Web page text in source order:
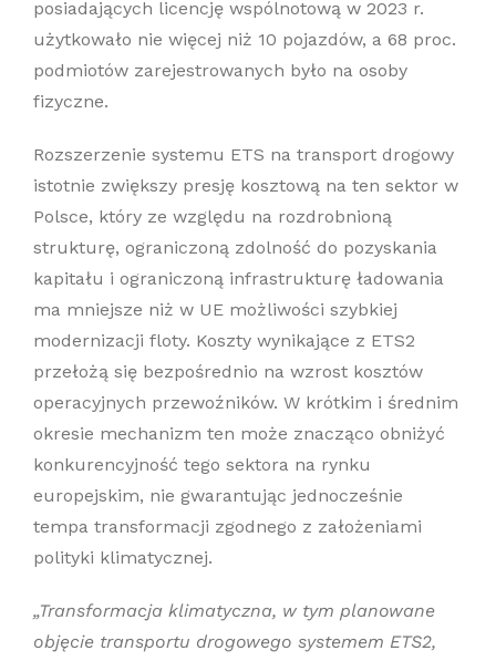
posiadających licencję wspólnotową w 2023 r.
użytkowało nie więcej niż 10 pojazdów, a 68 proc.
podmiotów zarejestrowanych było na osoby
fizyczne.
Rozszerzenie systemu ETS na transport drogowy
istotnie zwiększy presję kosztową na ten sektor w
Polsce, który ze względu na rozdrobnioną
strukturę, ograniczoną zdolność do pozyskania
kapitału i ograniczoną infrastrukturę ładowania
ma mniejsze niż w UE możliwości szybkiej
modernizacji floty. Koszty wynikające z ETS2
przełożą się bezpośrednio na wzrost kosztów
operacyjnych przewoźników. W krótkim i średnim
okresie mechanizm ten może znacząco obniżyć
konkurencyjność tego sektora na rynku
europejskim, nie gwarantując jednocześnie
tempa transformacji zgodnego z założeniami
polityki klimatycznej.
„Transformacja klimatyczna, w tym planowane
objęcie transportu drogowego systemem ETS2,